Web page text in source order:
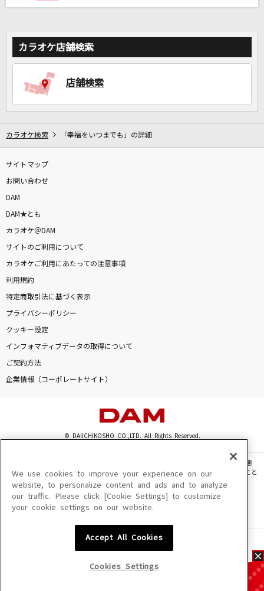
カラオケをもっと楽しもう！
カラオケ店舗検索
店舗検索
カラオケ検索 「幸福をいつまでも」の詳細
サイトマップ
お問い合わせ
DAM
DAM★とも
カラオケ＠DAM
サイトのご利用について
カラオケご利用にあたっての注意事項
利用規約
特定商取引法に基づく表示
プライバシーポリシー
クッキー設定
インフォマティブデータの取得について
ご契約方法
企業情報（コーポレートサイト）
© DAIICHIKOSHO CO.,LTD. All Rights Reserved.
このサイトに掲載されている一切の文章・画像・写真・動画・音声等を、手段や形態
を問わず、著作権法の定める範囲を超えて無断で複製、転載、ファイル化などすること
を禁じます。
楽曲及びコンテンツは、機種によりご利用いただけない場合があります。
楽曲及びコンテンツの配信日、配信内容が変更になる場合があります。
We use cookies to improve your experience on our
website, to personalize content and ads and to analyze
our traffic. Please click [Cookie Settings] to customize
your cookie settings on our website.
Accept All Cookies
Cookies Settings